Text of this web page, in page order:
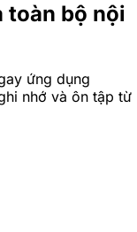
toàn bộ nội
ứng dụng
nhớ và ôn tập từ